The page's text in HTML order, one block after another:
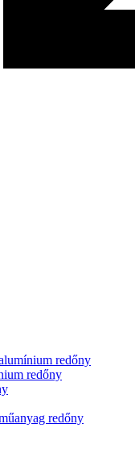
redőny
redőny
redőny